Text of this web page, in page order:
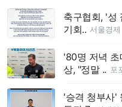
축구협회, '성
기회.. 서울경제
'80명 저녁 초
상, "정말 .. 포
'승격 청부사'